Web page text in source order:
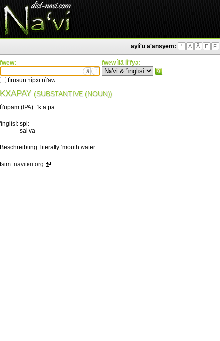
aylì'u a'änsyem: ' A Ä E F
fwew:
ä ì
tìrusun nìpxi nì'aw
fwew ìlä lì'fya:
KXAPAY (SUBSTANTIVE (NOUN))
lì'upam ( IPA): ˈkʼa.paj
'ìnglìsì: spit
saliva
Beschreibung: literally ‘mouth water.’
tsim: naviteri.org